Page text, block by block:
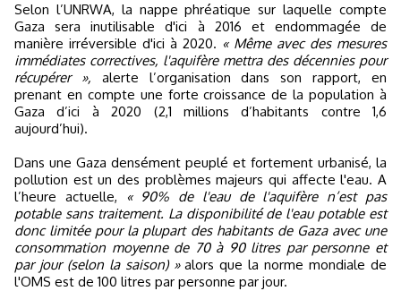
Selon l’UNRWA, la nappe phréatique sur laquelle compte
Gaza sera inutilisable d'ici à 2016 et endommagée de
manière irréversible d'ici à 2020. « Même avec des mesures
immédiates correctives, l'aquifère mettra des décennies pour
récupérer », alerte l’organisation dans son rapport, en
prenant en compte une forte croissance de la population à
Gaza d’ici à 2020 (2,1 millions d’habitants contre 1,6
aujourd’hui).
Dans une Gaza densément peuplé et fortement urbanisé, la
pollution est un des problèmes majeurs qui affecte l'eau. A
l’heure actuelle,
« 90% de l'eau de l'aquifère n’est pas
potable sans traitement. La disponibilité de l'eau potable est
donc limitée pour la plupart des habitants de Gaza avec une
consommation moyenne de 70 à 90 litres par personne et
par jour (selon la saison) »alors que la norme mondiale de
l'OMS est de 100 litres par personne par jour.